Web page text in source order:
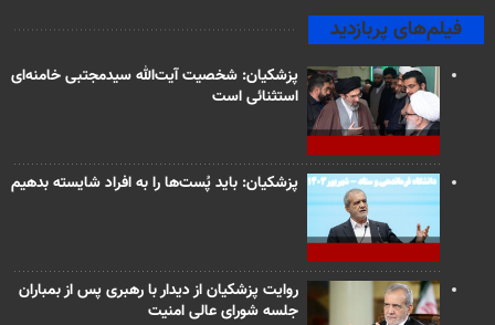
فیلم‌های پربازدید
پزشکیان: شخصیت آیت‌الله سیدمجتبی خامنه‌ای
استثنائی است
پزشکیان: باید پُست‌ها را به افراد شایسته بدهیم
روایت پزشکیان از دیدار با رهبری پس از بمباران
جلسه شورای عالی امنیت